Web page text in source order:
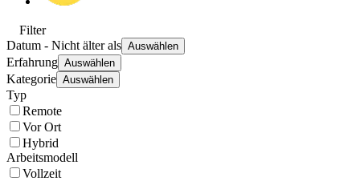
Filter
Datum - Nicht älter als Auswählen
Erfahrung Auswählen
Kategorie Auswählen
Typ
Remote
Vor Ort
Hybrid
Arbeitsmodell
Vollzeit